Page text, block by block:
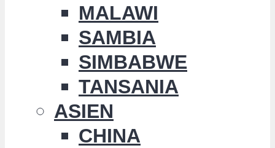
MALAWI
SAMBIA
SIMBABWE
TANSANIA
ASIEN
CHINA